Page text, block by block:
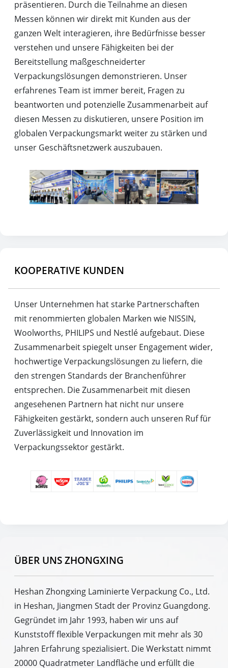
präsentieren. Durch die Teilnahme an diesen
Messen können wir direkt mit Kunden aus der
ganzen Welt interagieren, ihre Bedürfnisse besser
verstehen und unsere Fähigkeiten bei der
Bereitstellung maßgeschneiderter
Verpackungslösungen demonstrieren. Unser
erfahrenes Team ist immer bereit, Fragen zu
beantworten und potenzielle Zusammenarbeit auf
diesen Messen zu diskutieren, unsere Position im
globalen Verpackungsmarkt weiter zu stärken und
unser Geschäftsnetzwerk auszubauen.
KOOPERATIVE KUNDEN
Unser Unternehmen hat starke Partnerschaften
mit renommierten globalen Marken wie NISSIN,
Woolworths, PHILIPS und Nestlé aufgebaut. Diese
Zusammenarbeit spiegelt unser Engagement wider,
hochwertige Verpackungslösungen zu liefern, die
den strengen Standards der Branchenführer
entsprechen. Die Zusammenarbeit mit diesen
angesehenen Partnern hat nicht nur unsere
Fähigkeiten gestärkt, sondern auch unseren Ruf für
Zuverlässigkeit und Innovation im
Verpackungssektor gestärkt.
ÜBER UNS ZHONGXING
Heshan Zhongxing Laminierte Verpackung Co., Ltd.
in Heshan, Jiangmen Stadt der Provinz Guangdong.
Gegründet im Jahr 1993, haben wir uns auf
Kunststoff flexible Verpackungen mit mehr als 30
Jahren Erfahrung spezialisiert. Die Werkstatt nimmt
20000 Quadratmeter Landfläche und erfüllt die